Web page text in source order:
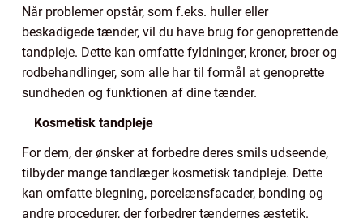
Når problemer opstår, som f.eks. huller eller
beskadigede tænder, vil du have brug for genoprettende
tandpleje. Dette kan omfatte fyldninger, kroner, broer og
rodbehandlinger, som alle har til formål at genoprette
sundheden og funktionen af dine tænder.
Kosmetisk tandpleje
For dem, der ønsker at forbedre deres smils udseende,
tilbyder mange tandlæger kosmetisk tandpleje. Dette
kan omfatte blegning, porcelænsfacader, bonding og
andre procedurer, der forbedrer tændernes æstetik.